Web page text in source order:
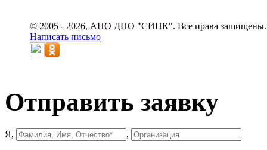
© 2005 - 2026, АНО ДПО "СИПК". Все права защищены.
Написать письмо
Отправить заявку
Я, ,